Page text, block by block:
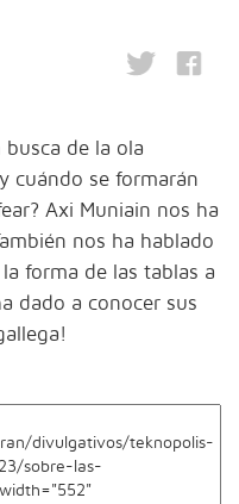
busca de la ola
cuándo se formarán
Axi Muniain nos ha
nos ha hablado
forma de las tablas a
dado a conocer sus